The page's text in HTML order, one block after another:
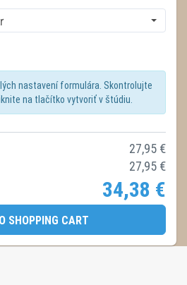
nastavení formulára. Skontrolujte
na tlačítko vytvoriť v štúdiu.
27,95 €
27,95 €
34,38 €
SHOPPING CART